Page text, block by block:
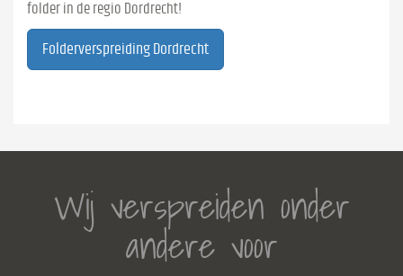
folder in de regio Dordrecht!
Folderverspreiding Dordrecht
Wij verspreiden onder
andere voor